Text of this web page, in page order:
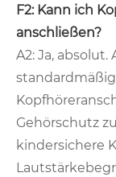
F2: Kann ich
anschließen?
A2: Ja,
Gehörschutz
kindersichere